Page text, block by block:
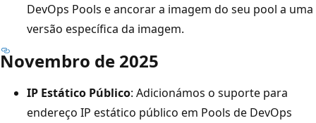
DevOps Pools e ancorar a imagem do seu pool a uma
versão específica da imagem.
Novembro de 2025
IP Estático Público: Adicionámos o suporte para
endereço IP estático público em Pools de DevOps